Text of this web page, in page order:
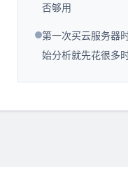
否够用
第一次买云服务器
始分析就先花很多